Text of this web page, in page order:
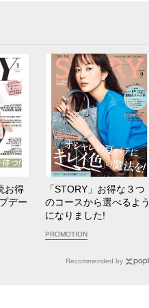
お得
デー
「STORY」お得な３つ
のコースから選べるよ
になりました!
Recommended by